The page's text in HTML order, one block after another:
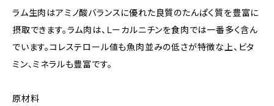
ラム生肉はアミノ酸バランスに優れた良質のたんぱく質を豊富に
摂取できます。ラム肉は、Ｌーカルニチンを食肉では一番多く含ん
でいます。コレステロール値も魚肉並みの低さが特徴な上、ビタ
ミン、ミネラルも豊富です。
原材料